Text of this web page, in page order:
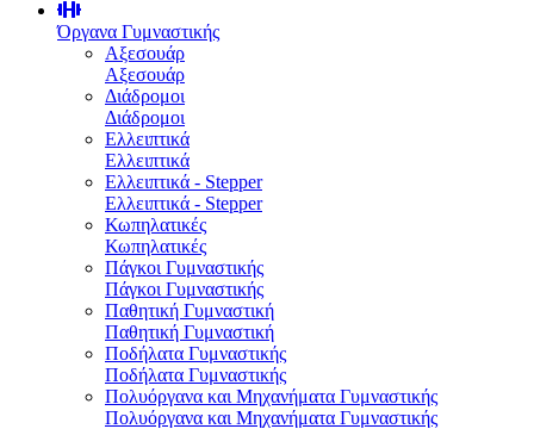
Όργανα Γυμναστικής
Αξεσουάρ
Αξεσουάρ
Διάδρομοι
Διάδρομοι
Ελλειπτικά
Ελλειπτικά
Ελλειπτικά - Stepper
Ελλειπτικά - Stepper
Κωπηλατικές
Κωπηλατικές
Πάγκοι Γυμναστικής
Πάγκοι Γυμναστικής
Παθητική Γυμναστική
Παθητική Γυμναστική
Ποδήλατα Γυμναστικής
Ποδήλατα Γυμναστικής
Πολυόργανα και Μηχανήματα Γυμναστικής
Πολυόργανα και Μηχανήματα Γυμναστικής